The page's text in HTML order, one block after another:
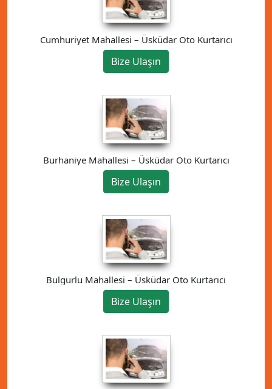
Cumhuriyet Mahallesi – Üsküdar Oto Kurtarıcı
Bize Ulaşın
Burhaniye Mahallesi – Üsküdar Oto Kurtarıcı
Bize Ulaşın
Bulgurlu Mahallesi – Üsküdar Oto Kurtarıcı
Bize Ulaşın